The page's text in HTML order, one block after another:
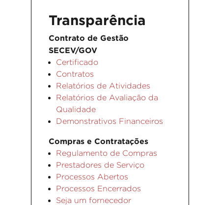
Transparência
Contrato de Gestão
SECEV/GOV
Certificado
Contratos
Relatórios de Atividades
Relatórios de Avaliação da
Qualidade
Demonstrativos Financeiros
Compras e Contratações
Regulamento de Compras
Prestadores de Serviço
Processos Abertos
Processos Encerrados
Seja um fornecedor